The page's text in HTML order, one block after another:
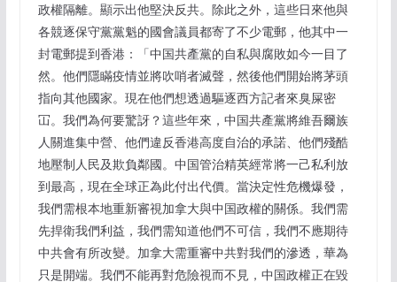
政權隔離。顯示出他堅決反共。除此之外，這些日來他與
各競逐保守黨黨魁的國會議員都寄了不少電郵，他其中一
封電郵提到香港：「中国共產黨的自私與腐敗如今一目了
然。他們隱瞞疫情並將吹哨者滅聲，然後他們開始將茅頭
指向其他國家。現在他們想透過驅逐西方記者來臭屎密
冚。我們為何要驚訝？這些年來，中国共產黨將維吾爾族
人關進集中營、他們違反香港高度自治的承諾、他們殘酷
地壓制人民及欺負鄰國。中国管治精英經常將一己私利放
到最高，現在全球正為此付出代價。當決定性危機爆發，
我們需根本地重新審視加拿大與中国政權的關係。我們需
先捍衛我們利益，我們需知道他們不可信，我們不應期待
中共會有所改變。加拿大需重審中共對我們的滲透，華為
只是開端。我們不能再對危險視而不見，中国政權正在毀